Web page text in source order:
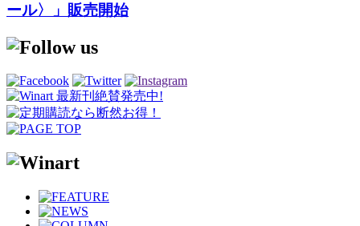
ール〉」販売開始